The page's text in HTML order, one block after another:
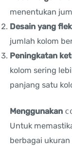
menentukan
Desain yang
jumlah kolom
Peningkatan
kolom sering
panjang satu
Menggunakan
Untuk
berbagai